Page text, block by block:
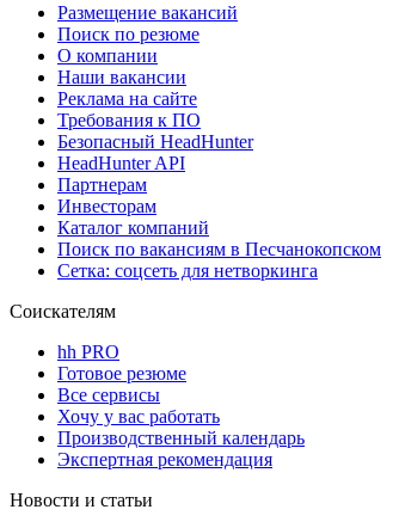
Размещение вакансий
Поиск по резюме
О компании
Наши вакансии
Реклама на сайте
Требования к ПО
Безопасный HeadHunter
HeadHunter API
Партнерам
Инвесторам
Каталог компаний
Поиск по вакансиям в Песчанокопском
Сетка: соцсеть для нетворкинга
Соискателям
hh PRO
Готовое резюме
Все сервисы
Хочу у вас работать
Производственный календарь
Экспертная рекомендация
Новости и статьи